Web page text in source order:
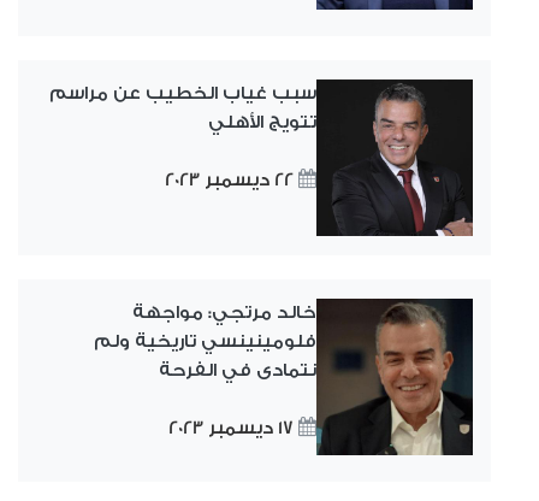
سبب غياب الخطيب عن مراسم
تتويج الأهلي
22 ديسمبر 2023
خالد مرتجي: مواجهة
فلومينينسي تاريخية ولم
نتمادى في الفرحة‏
17 ديسمبر 2023